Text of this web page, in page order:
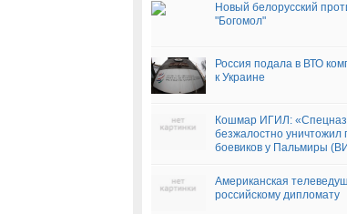
Новый белорусский
"Богомол"
Россия подала в ВТО
к Украине
Кошмар ИГИЛ:
безжалостно уничтожил
боевиков у Пальмиры
Американская
российскому дипломату